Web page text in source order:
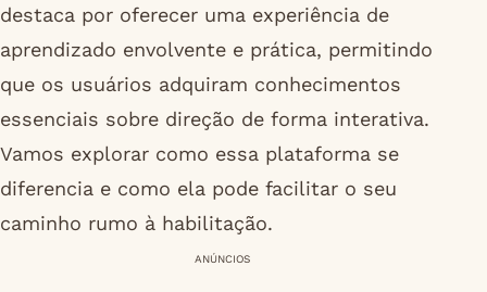
destaca por oferecer uma experiência de
aprendizado envolvente e prática, permitindo
que os usuários adquiram conhecimentos
essenciais sobre direção de forma interativa.
Vamos explorar como essa plataforma se
diferencia e como ela pode facilitar o seu
caminho rumo à habilitação.
ANÚNCIOS